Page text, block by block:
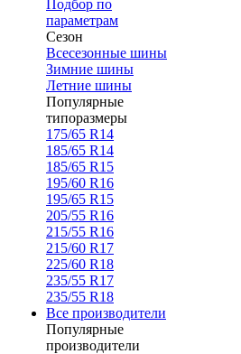
Подбор по
параметрам
Сезон
Всесезонные шины
Зимние шины
Летние шины
Популярные
типоразмеры
175/65 R14
185/65 R14
185/65 R15
195/60 R16
195/65 R15
205/55 R16
215/55 R16
215/60 R17
225/60 R18
235/55 R17
235/55 R18
Все производители
Популярные
производители